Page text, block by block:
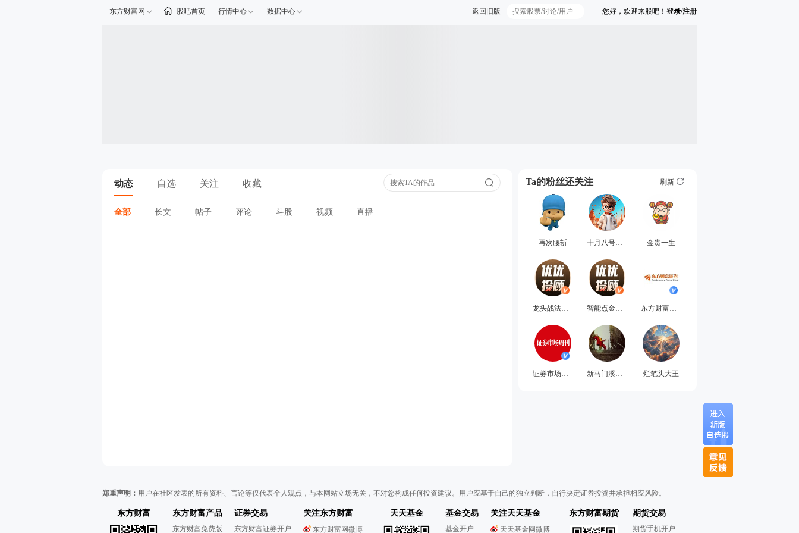
东方财富网 股吧首页 行情中心 数据中心 您好，欢迎来股吧！ 登录/注册
返回旧版
动态 自选 关注 收藏
全部 长文 帖子 评论 斗股 视频 直播
Ta的粉丝还关注 刷新
再次腰斩 十月八号新来的 金贵一生
龙头战法工作室 智能点金工作室 东方财富证券
证券市场周刊 新马门溪财经 烂笔头大王
郑重声明： 用户在社区发表的所有资料、言论等仅代表个人观点，与本网站立场无关，不对您构成任何投资建议。用户应基于自己的独立判断，自行决定证券投资并承担相应风险。
东方财富 东方财富产品
东方财富免费版
证券交易
东方财富证券开户
关注东方财富
东方财富网微博
天天基金 基金交易
基金开户
关注天天基金
天天基金网微博
东方财富期货 期货交易
期货手机开户